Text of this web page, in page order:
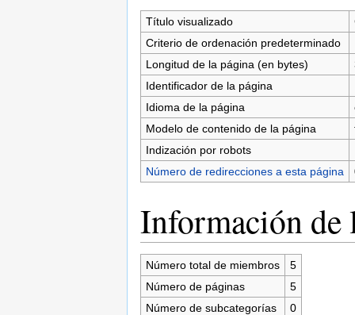
Título visualizado
Criterio de ordenación predeterminado
Longitud de la página (en bytes)
Identificador de la página
Idioma de la página
Modelo de contenido de la página
Indización por robots
Número de redirecciones a esta página
Información de
Número total de miembros
5
Número de páginas
5
Número de subcategorías
0